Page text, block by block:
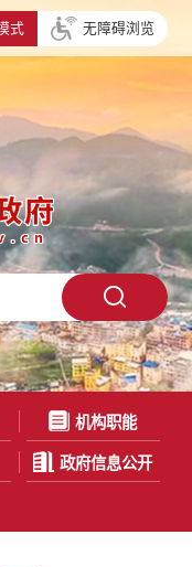
式 无障碍浏览
机构职能
政府信息公开